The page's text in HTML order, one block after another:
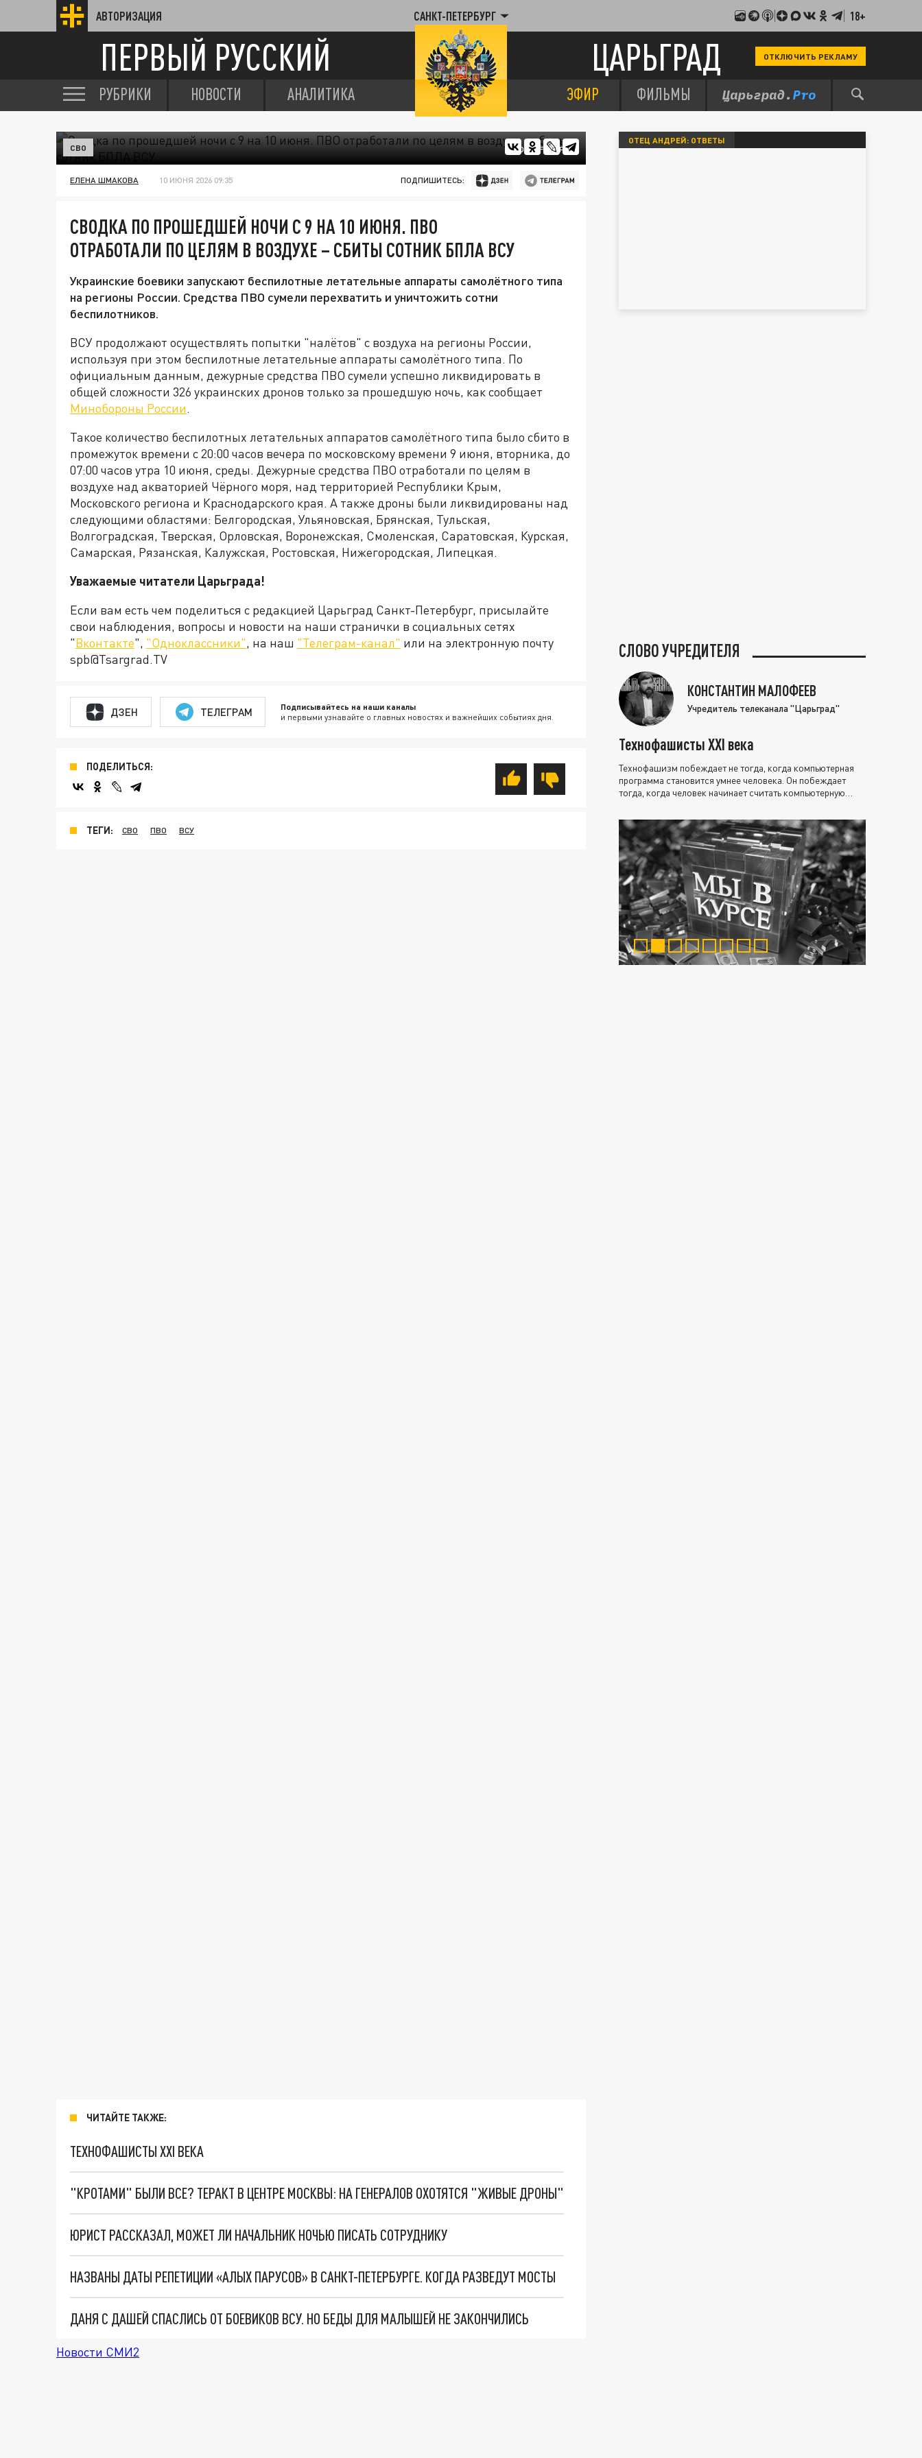
АВТОРИЗАЦИЯ САНКТ-ПЕТЕРБУРГ 18+
ПЕРВЫЙ РУССКИЙ ЦАРЬГРАД ОТКЛЮЧИТЬ РЕКЛАМУ
РУБРИКИ НОВОСТИ АНАЛИТИКА ЭФИР ФИЛЬМЫ
ФОТО: FREEPIK
СВО
ЕЛЕНА ШМАКОВА 10 ИЮНЯ 2026 09:35 ПОДПИШИТЕСЬ:
СВОДКА ПО ПРОШЕДШЕЙ НОЧИ С 9 НА 10 ИЮНЯ. ПВО
ОТРАБОТАЛИ ПО ЦЕЛЯМ В ВОЗДУХЕ – СБИТЫ СОТНИК БПЛА ВСУ
Украинские боевики запускают беспилотные летательные аппараты самолётного типа
на регионы России. Средства ПВО сумели перехватить и уничтожить сотни
беспилотников.
ВСУ продолжают осуществлять попытки "налётов" с воздуха на регионы России,
используя при этом беспилотные летательные аппараты самолётного типа. По
официальным данным, дежурные средства ПВО сумели успешно ликвидировать в
общей сложности 326 украинских дронов только за прошедшую ночь, как сообщает
Минобороны России.
Такое количество беспилотных летательных аппаратов самолётного типа было сбито в
промежуток времени с 20:00 часов вечера по московскому времени 9 июня, вторника, до
07:00 часов утра 10 июня, среды. Дежурные средства ПВО отработали по целям в
воздухе над акваторией Чёрного моря, над территорией Республики Крым,
Московского региона и Краснодарского края. А также дроны были ликвидированы над
следующими областями: Белгородская, Ульяновская, Брянская, Тульская,
Волгоградская, Тверская, Орловская, Воронежская, Смоленская, Саратовская, Курская,
Самарская, Рязанская, Калужская, Ростовская, Нижегородская, Липецкая.
Уважаемые читатели Царьграда!
Если вам есть чем поделиться с редакцией Царьград Санкт-Петербург, присылайте
свои наблюдения, вопросы и новости на наши странички в социальных сетях
"Вконтакте", "Одноклассники", на наш "Телеграм-канал" или на электронную почту
spb@Tsargrad.TV
ДЗЕН ТЕЛЕГРАМ Подписывайтесь на наши каналы
и первыми узнавайте о главных новостях и важнейших событиях дня.
ПОДЕЛИТЬСЯ:
ТЕГИ: СВО ПВО ВСУ
ЧИТАЙТЕ ТАКЖЕ:
ТЕХНОФАШИСТЫ XXI ВЕКА
"КРОТАМИ" БЫЛИ ВСЕ? ТЕРАКТ В ЦЕНТРЕ МОСКВЫ: НА ГЕНЕРАЛОВ ОХОТЯТСЯ "ЖИВЫЕ ДРОНЫ"
ЮРИСТ РАССКАЗАЛ, МОЖЕТ ЛИ НАЧАЛЬНИК НОЧЬЮ ПИСАТЬ СОТРУДНИКУ
НАЗВАНЫ ДАТЫ РЕПЕТИЦИИ «АЛЫХ ПАРУСОВ» В САНКТ-ПЕТЕРБУРГЕ. КОГДА РАЗВЕДУТ МОСТЫ
ДАНЯ С ДАШЕЙ СПАСЛИСЬ ОТ БОЕВИКОВ ВСУ. НО БЕДЫ ДЛЯ МАЛЫШЕЙ НЕ ЗАКОНЧИЛИСЬ
Новости СМИ2
ОТЕЦ АНДРЕЙ: ОТВЕТЫ
СЛОВО УЧРЕДИТЕЛЯ
КОНСТАНТИН МАЛОФЕЕВ
Учредитель телеканала "Царьград"
Технофашисты XXI века
Технофашизм побеждает не тогда, когда компьютерная
программа становится умнее человека. Он побеждает
тогда, когда человек начинает считать компьютерную